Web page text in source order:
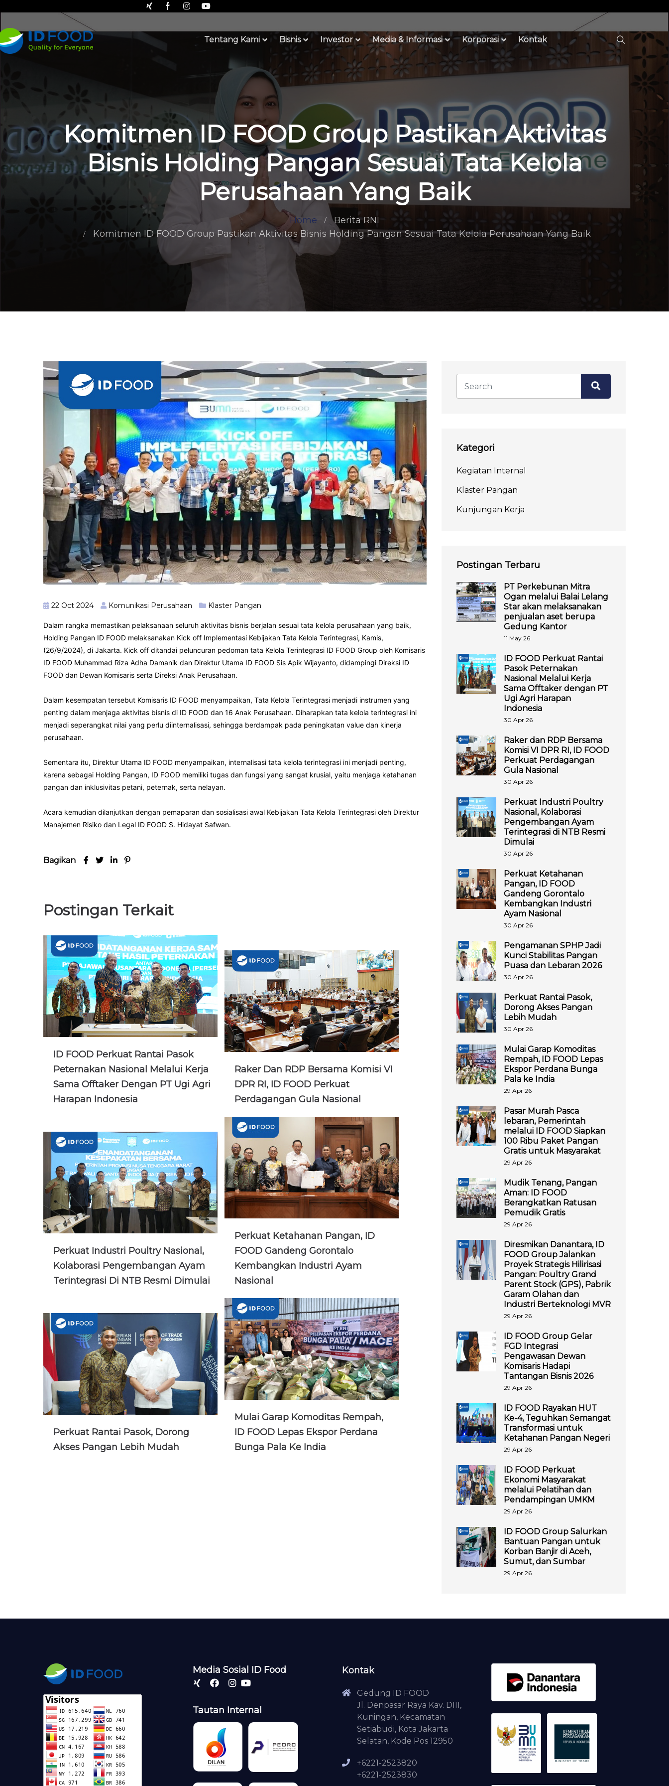
Tentang Kami Bisnis Investor Media & Informasi Korporasi Kontak
Komitmen ID FOOD Group Pastikan Aktivitas
Bisnis Holding Pangan Sesuai Tata Kelola
Perusahaan Yang Baik
Home
Berita RNI
Komitmen ID FOOD Group Pastikan Aktivitas Bisnis Holding Pangan Sesuai Tata Kelola Perusahaan Yang Baik
22 Oct 2024 Komunikasi Perusahaan Klaster Pangan
Dalam rangka memastikan pelaksanaan seluruh aktivitas bisnis berjalan sesuai tata kelola perusahaan yang baik,
Holding Pangan ID FOOD melaksanakan Kick off Implementasi Kebijakan Tata Kelola Terintegrasi, Kamis,
(26/9/2024), di Jakarta. Kick off ditandai peluncuran pedoman tata Kelola Terintegrasi ID FOOD Group oleh Komisaris
ID FOOD Muhammad Riza Adha Damanik dan Direktur Utama ID FOOD Sis Apik Wijayanto, didampingi Direksi ID
FOOD dan Dewan Komisaris serta Direksi Anak Perusahaan.
Dalam kesempatan tersebut Komisaris ID FOOD menyampaikan, Tata Kelola Terintegrasi menjadi instrumen yang
penting dalam menjaga aktivitas bisnis di ID FOOD dan 16 Anak Perusahaan. Diharapkan tata kelola terintegrasi ini
menjadi seperangkat nilai yang perlu diinternalisasi, sehingga berdampak pada peningkatan value dan kinerja
perusahaan.
Sementara itu, Direktur Utama ID FOOD menyampaikan, internalisasi tata kelola terintegrasi ini menjadi penting,
karena sebagai Holding Pangan, ID FOOD memiliki tugas dan fungsi yang sangat krusial, yaitu menjaga ketahanan
pangan dan inklusivitas petani, peternak, serta nelayan.
Acara kemudian dilanjutkan dengan pemaparan dan sosialisasi awal Kebijakan Tata Kelola Terintegrasi oleh Direktur
Manajemen Risiko dan Legal ID FOOD S. Hidayat Safwan.
Bagikan
Postingan Terkait
ID FOOD Perkuat Rantai Pasok
Peternakan Nasional Melalui Kerja
Sama Offtaker Dengan PT Ugi Agri
Harapan Indonesia
Raker Dan RDP Bersama Komisi VI
DPR RI, ID FOOD Perkuat
Perdagangan Gula Nasional
Perkuat Industri Poultry Nasional,
Kolaborasi Pengembangan Ayam
Terintegrasi Di NTB Resmi Dimulai
Perkuat Ketahanan Pangan, ID
FOOD Gandeng Gorontalo
Kembangkan Industri Ayam
Nasional
Perkuat Rantai Pasok, Dorong
Akses Pangan Lebih Mudah
Mulai Garap Komoditas Rempah,
ID FOOD Lepas Ekspor Perdana
Bunga Pala Ke India
Kategori
Kegiatan Internal
Klaster Pangan
Kunjungan Kerja
Postingan Terbaru
PT Perkebunan Mitra
Ogan melalui Balai Lelang
Star akan melaksanakan
penjualan aset berupa
Gedung Kantor
11 May 26
ID FOOD Perkuat Rantai
Pasok Peternakan
Nasional Melalui Kerja
Sama Offtaker dengan PT
Ugi Agri Harapan
Indonesia
30 Apr 26
Raker dan RDP Bersama
Komisi VI DPR RI, ID FOOD
Perkuat Perdagangan
Gula Nasional
30 Apr 26
Perkuat Industri Poultry
Nasional, Kolaborasi
Pengembangan Ayam
Terintegrasi di NTB Resmi
Dimulai
30 Apr 26
Perkuat Ketahanan
Pangan, ID FOOD
Gandeng Gorontalo
Kembangkan Industri
Ayam Nasional
30 Apr 26
Pengamanan SPHP Jadi
Kunci Stabilitas Pangan
Puasa dan Lebaran 2026
30 Apr 26
Perkuat Rantai Pasok,
Dorong Akses Pangan
Lebih Mudah
30 Apr 26
Mulai Garap Komoditas
Rempah, ID FOOD Lepas
Ekspor Perdana Bunga
Pala ke India
29 Apr 26
Pasar Murah Pasca
lebaran, Pemerintah
melalui ID FOOD Siapkan
100 Ribu Paket Pangan
Gratis untuk Masyarakat
29 Apr 26
Mudik Tenang, Pangan
Aman: ID FOOD
Berangkatkan Ratusan
Pemudik Gratis
29 Apr 26
Diresmikan Danantara, ID
FOOD Group Jalankan
Proyek Strategis Hilirisasi
Pangan: Poultry Grand
Parent Stock (GPS), Pabrik
Garam Olahan dan
Industri Berteknologi MVR
29 Apr 26
ID FOOD Group Gelar
FGD Integrasi
Pengawasan Dewan
Komisaris Hadapi
Tantangan Bisnis 2026
29 Apr 26
ID FOOD Rayakan HUT
Ke-4, Teguhkan Semangat
Transformasi untuk
Ketahanan Pangan Negeri
29 Apr 26
ID FOOD Perkuat
Ekonomi Masyarakat
melalui Pelatihan dan
Pendampingan UMKM
29 Apr 26
ID FOOD Group Salurkan
Bantuan Pangan untuk
Korban Banjir di Aceh,
Sumut, dan Sumbar
29 Apr 26
Media Sosial ID Food
Tautan Internal
Kontak
Gedung ID FOOD
Jl. Denpasar Raya Kav. DIII,
Kuningan, Kecamatan
Setiabudi, Kota Jakarta
Selatan, Kode Pos 12950
+6221-2523820
+6221-2523830